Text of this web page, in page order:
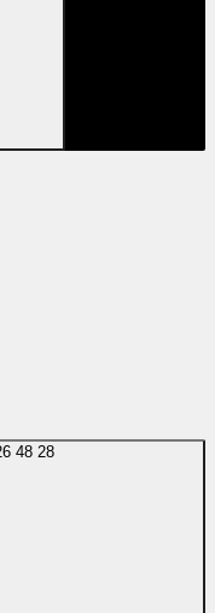
+7 (343) 226 48 28